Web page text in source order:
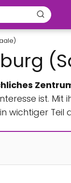
ist. Mit
wichtiger Teil